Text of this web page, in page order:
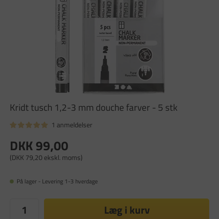
Kridt tusch 1,2-3 mm douche farver - 5 stk
1 anmeldelser
DKK 99,00
(DKK 79,20 ekskl. moms)
På lager - Levering 1-3 hverdage
Læg i kurv